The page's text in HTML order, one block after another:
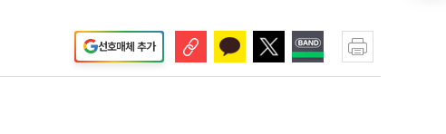
선호매체 추가